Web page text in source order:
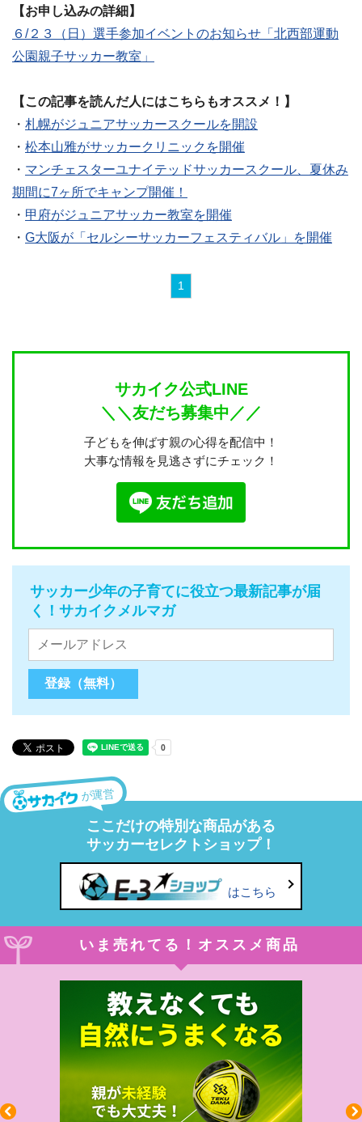
【お申し込みの詳細】
６/２３（日）選手参加イベントのお知らせ「北西部運動
公園親子サッカー教室」
【この記事を読んだ人にはこちらもオススメ！】
・ 札幌がジュニアサッカースクールを開設
・ 松本山雅がサッカークリニックを開催
・ マンチェスターユナイテッドサッカースクール、夏休み
期間に7ヶ所でキャンプ開催！
・ 甲府がジュニアサッカー教室を開催
・ G大阪が「セルシーサッカーフェスティバル」を開催
1
サカイク公式LINE
＼＼友だち募集中／／
子どもを伸ばす親の心得を配信中！
大事な情報を見逃さずにチェック！
サッカー少年の子育てに役立つ最新記事が届
く！サカイクメルマガ
が運営
ここだけの特別な商品がある
サッカーセレクトショップ！
はこちら
いま売れてる！オススメ商品